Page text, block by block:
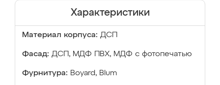
Характеристики
Материал корпуса: ДСП
Фасад: ДСП, МДФ ПВХ, МДФ с фотопечатью
Фурнитура: Boyard, Blum